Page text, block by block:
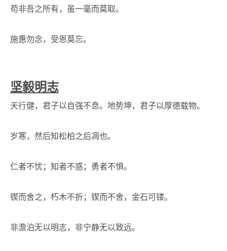
苟非吾之所有，虽一毫而莫取。
施惠勿念，受恩莫忘。
坚毅明志
天行健，君子以自强不息。地势坤，君子以厚德载物。
岁寒，然后知松柏之后凋也。
仁者不忧；知者不惑；勇者不惧。
锲而舍之，朽木不折；锲而不舍，金石可镂。
非澹泊无以明志，非宁静无以致远。